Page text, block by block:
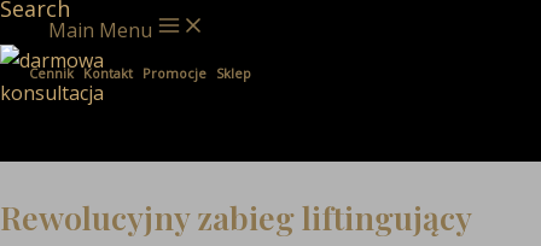
Search
Main Menu
Cennik Kontakt Promocje Sklep
Rewolucyjny zabieg liftingujący